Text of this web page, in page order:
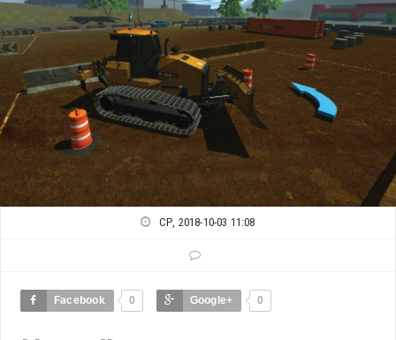
СР, 2018-10-03 11:08
Facebook 0 Google+ 0